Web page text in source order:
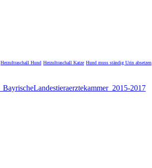
Herzultraschall Hund Herzultraschall Katze Hund muss ständig Urin absetzen